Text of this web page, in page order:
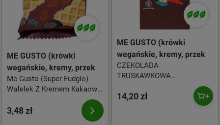
ME GUSTO (krówki
wegańskie, kremy, przek
Me Gusto (Super Fudgio)
Wafelek Z Kremem Kakaowo
Daktylami Bio 30g
3,48 zł
ME GUSTO (krówki
wegańskie, kremy, przek
CZEKOLADA
TRUSKAWKOWA
BEZGLUTENOWA BIO 80 g -
ME GUSTO (SUPER FUDGIO)
14,20 zł